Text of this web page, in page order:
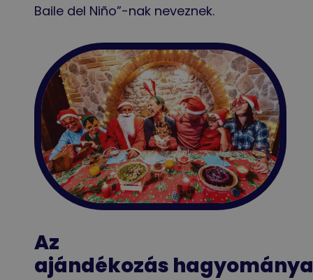
Baile del Niño”-nak neveznek.
Az
ajándékozás